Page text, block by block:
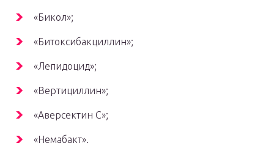
«Бикол»;
«Битоксибакциллин»;
«Лепидоцид»;
«Вертициллин»;
«Аверсектин С»;
«Немабакт».